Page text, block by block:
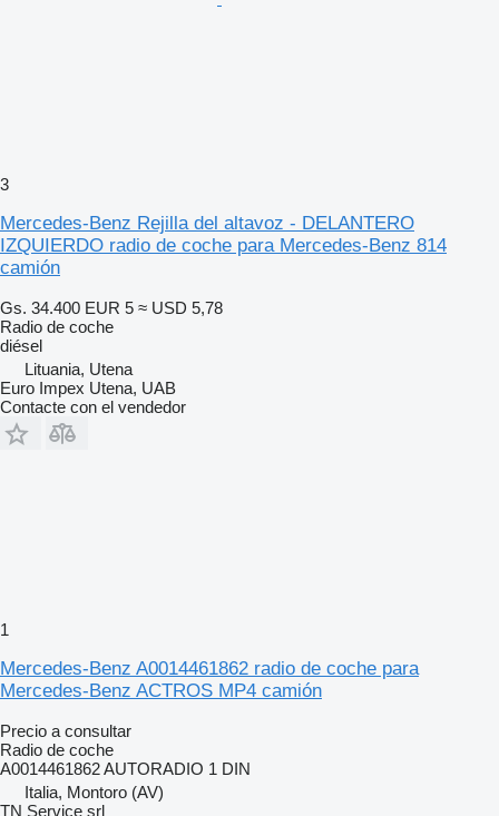
3
Mercedes-Benz Rejilla del altavoz - DELANTERO
IZQUIERDO radio de coche para Mercedes-Benz 814
camión
Gs. 34.400 EUR 5 ≈ USD 5,78
Radio de coche
diésel
Lituania, Utena
Euro Impex Utena, UAB
Contacte con el vendedor
1
Mercedes-Benz A0014461862 radio de coche para
Mercedes-Benz ACTROS MP4 camión
Precio a consultar
Radio de coche
A0014461862 AUTORADIO 1 DIN
Italia, Montoro (AV)
TN Service srl